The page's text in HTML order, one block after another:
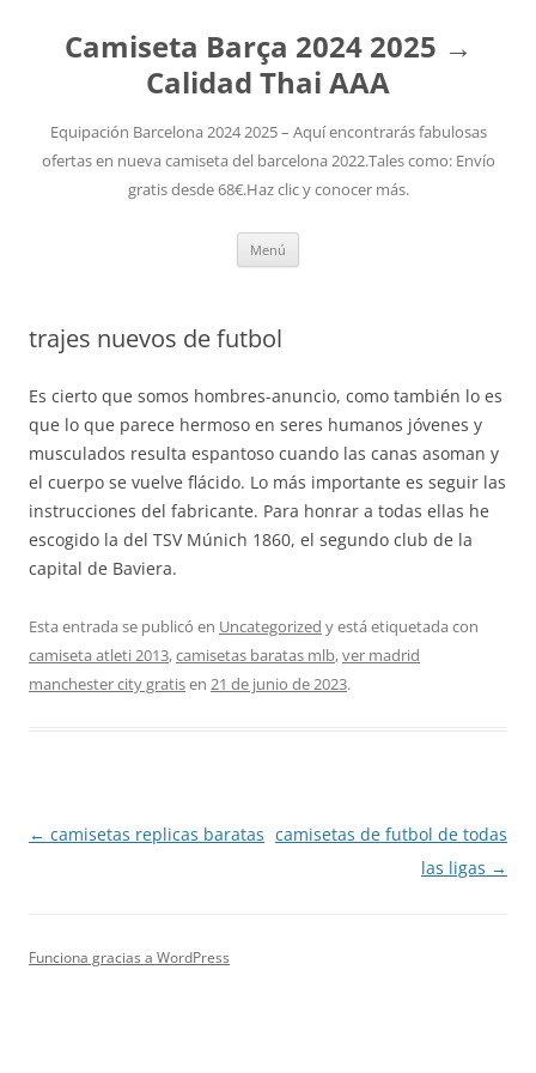
Camiseta Barça 2024 2025 →
Calidad Thai AAA
Equipación Barcelona 2024 2025 – Aquí encontrarás fabulosas
ofertas en nueva camiseta del barcelona 2022.Tales como: Envío
gratis desde 68€.Haz clic y conocer más.
Menú
trajes nuevos de futbol
Es cierto que somos hombres-anuncio, como también lo es
que lo que parece hermoso en seres humanos jóvenes y
musculados resulta espantoso cuando las canas asoman y
el cuerpo se vuelve flácido. Lo más importante es seguir las
instrucciones del fabricante. Para honrar a todas ellas he
escogido la del TSV Múnich 1860, el segundo club de la
capital de Baviera.
Esta entrada se publicó en Uncategorized y está etiquetada con
camiseta atleti 2013,camisetas baratas mlb,ver madrid
manchester city gratisen 21 de junio de 2023.
Navegación
← camisetas replicas baratas camisetas de futbol de todas
las ligas →
Funciona gracias a WordPress